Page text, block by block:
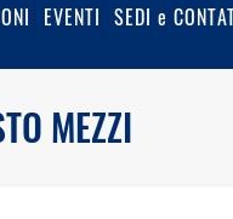
EVENTI SEDI e
MEZZI